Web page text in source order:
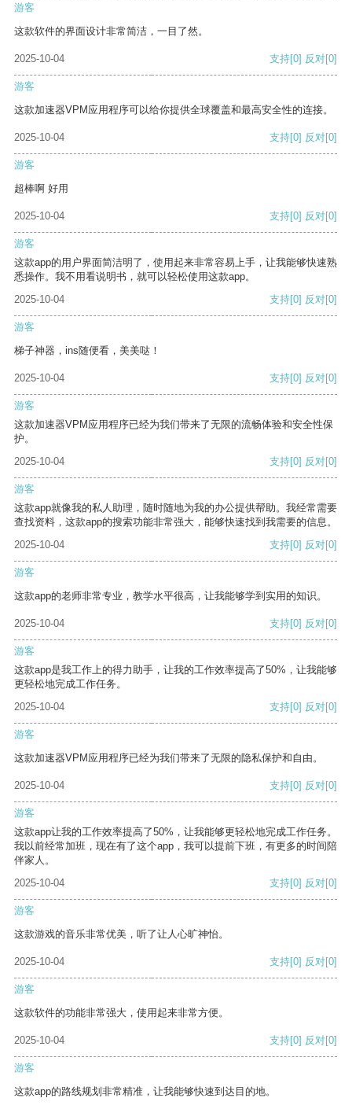
游客
这款软件的界面设计非常简洁，一目了然。
2025-10-04 支持[0] 反对[0]
游客
这款加速器VPM应用程序可以给你提供全球覆盖和最高安全性的连接。
2025-10-04 支持[0] 反对[0]
游客
超棒啊 好用
2025-10-04 支持[0] 反对[0]
游客
这款app的用户界面简洁明了，使用起来非常容易上手，让我能够快速熟
悉操作。我不用看说明书，就可以轻松使用这款app。
2025-10-04
支持[0] 反对[0]
游客
梯子神器，ins随便看，美美哒！
2025-10-04 支持[0] 反对[0]
游客
这款加速器VPM应用程序已经为我们带来了无限的流畅体验和安全性保
护。
2025-10-04
支持[0] 反对[0]
游客
这款app就像我的私人助理，随时随地为我的办公提供帮助。我经常需要
查找资料，这款app的搜索功能非常强大，能够快速找到我需要的信息。
2025-10-04
支持[0] 反对[0]
游客
这款app的老师非常专业，教学水平很高，让我能够学到实用的知识。
2025-10-04 支持[0] 反对[0]
游客
这款app是我工作上的得力助手，让我的工作效率提高了50%，让我能够
更轻松地完成工作任务。
2025-10-04
支持[0] 反对[0]
游客
这款加速器VPM应用程序已经为我们带来了无限的隐私保护和自由。
2025-10-04 支持[0] 反对[0]
游客
这款app让我的工作效率提高了50%，让我能够更轻松地完成工作任务。
我以前经常加班，现在有了这个app，我可以提前下班，有更多的时间陪
伴家人。
2025-10-04
支持[0] 反对[0]
游客
这款游戏的音乐非常优美，听了让人心旷神怡。
2025-10-04 支持[0] 反对[0]
游客
这款软件的功能非常强大，使用起来非常方便。
2025-10-04 支持[0] 反对[0]
游客
这款app的路线规划非常精准，让我能够快速到达目的地。